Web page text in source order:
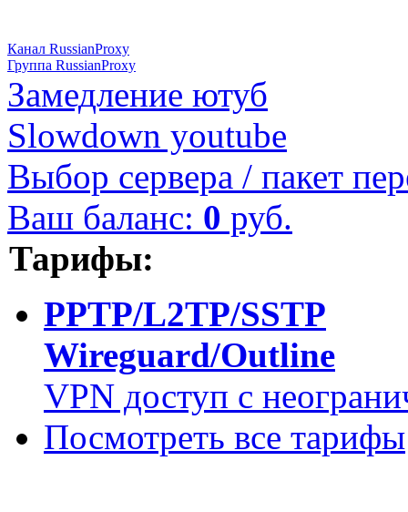
Канал RussianProxy
Группа RussianProxy
Замедление ютуб
Slowdown youtube
Выбор сервера / пакет
Ваш баланс: 0 руб.
Тарифы:
PPTP/L2TP/SSTP
Wireguard/Outline
VPN доступ с
Посмотреть все тарифы